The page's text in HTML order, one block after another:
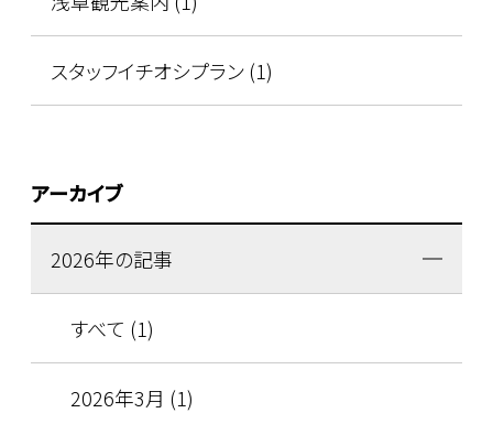
スタッフイチオシプラン (1)
アーカイブ
2026年の記事
すべて (1)
2026年3月 (1)